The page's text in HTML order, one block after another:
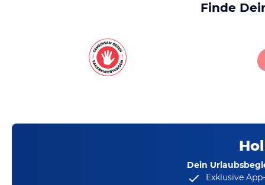
Finde
Dein
Exklusive